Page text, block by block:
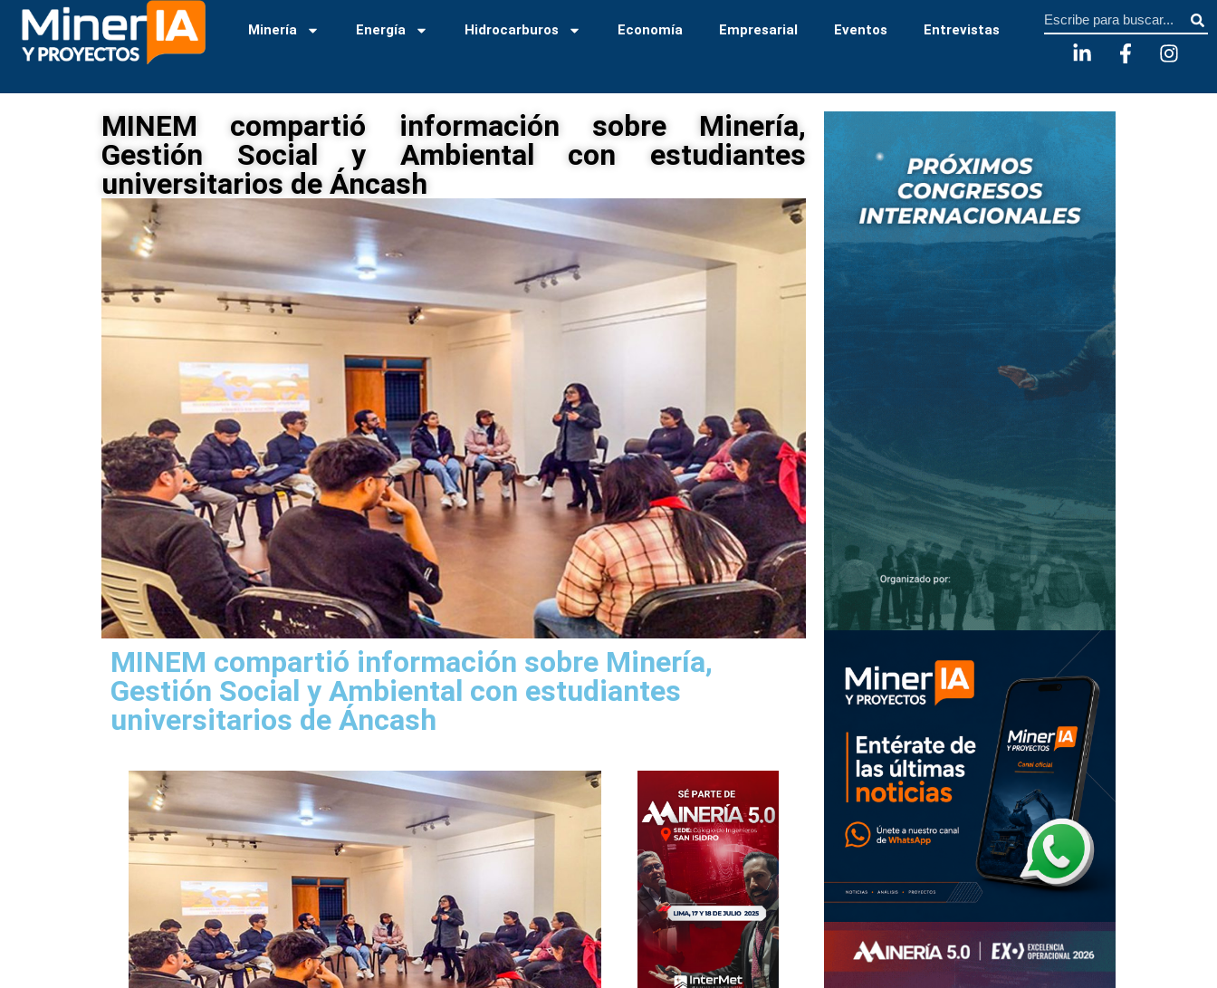
Minería Energía Hidrocarburos Economía Empresarial Eventos Entrevistas
MINEM compartió información sobre Minería,
Gestión Social y Ambiental con estudiantes
universitarios de Áncash
MINEM compartió información sobre Minería,
Gestión Social y Ambiental con estudiantes
universitarios de Áncash